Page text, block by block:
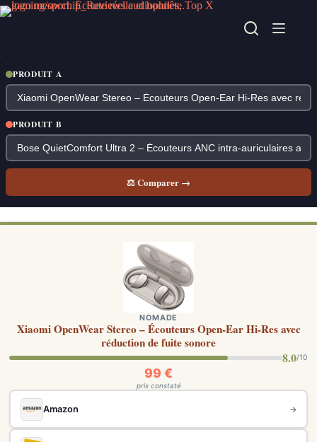
Passer
au
PRODUIT A
PRODUIT B
⚖ Comparer →
NOMADE
Xiaomi OpenWear Stereo – Écouteurs Open-Ear Hi-Res avec
réduction de fuite sonore
8.0/10
99 €
prix constaté
Amazon →